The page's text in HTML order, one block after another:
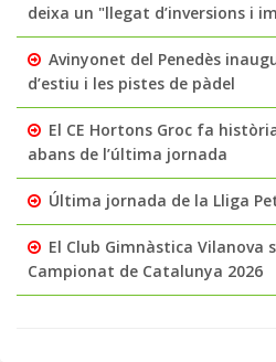
deixa un "llegat d’inversions i
Avinyonet del Penedès
d’estiu i les pistes de pàdel
El CE Hortons Groc fa
abans de l’última jornada
Última jornada de la Lliga
El Club Gimnàstica Vilanova
Campionat de Catalunya 2026